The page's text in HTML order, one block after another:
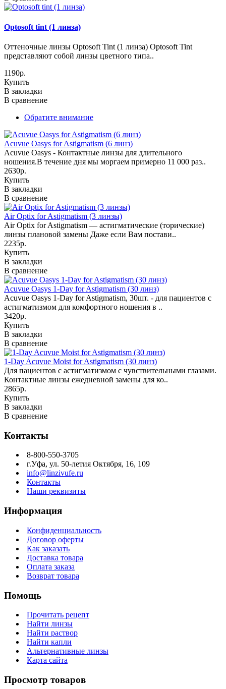
Optosoft tint (1 линза)
Оттеночные линзы Optosoft Tint (1 линза) Optosoft Tint
представляют собой линзы цветного типа..
1190р.
Купить
В закладки
В сравнение
Обратите внимание
Acuvue Oasys for Astigmatism (6 линз)
Acuvue Oasys - Контактные линзы для длительного
ношения.В течение дня мы моргаем примерно 11 000 раз..
2630р.
Купить
В закладки
В сравнение
Air Optix for Astigmatism (3 линзы)
Air Optix for Astigmatism — астигматические (торические)
линзы плановой замены Даже если Вам постави..
2235р.
Купить
В закладки
В сравнение
Acuvue Oasys 1-Day for Astigmatism (30 линз)
Acuvue Oasys 1-Day for Astigmatism, 30шт. - для пациентов с
астигматизмом для комфортного ношения в ..
3420р.
Купить
В закладки
В сравнение
1-Day Acuvue Moist for Astigmatism (30 линз)
Для пациентов с астигматизмом с чувствительными глазами.
Контактные линзы ежедневной замены для ко..
2865р.
Купить
В закладки
В сравнение
Контакты
8-800-550-3705
г.Уфа, ул. 50-летия Октября, 16, 109
info@linzivufe.ru
Контакты
Наши реквизиты
Информация
Конфиденциальность
Договор оферты
Как заказать
Доставка товара
Оплата заказа
Возврат товара
Помощь
Прочитать рецепт
Найти линзы
Найти раствор
Найти капли
Альтернативные линзы
Карта сайта
Просмотр товаров